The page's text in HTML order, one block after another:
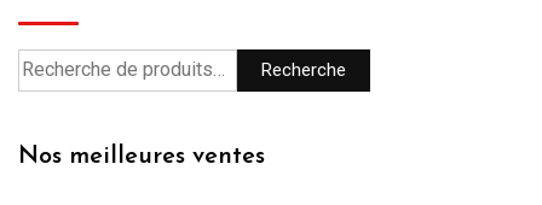
Recherche
Nos meilleures ventes